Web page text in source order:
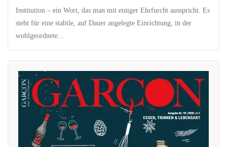
Institution – ein Wort, das man mit einiger Ehrfurcht ausspricht. Es
steht für eine stabile, auf Dauer angelegte Einrichtung, in der
wohlgeordnete...